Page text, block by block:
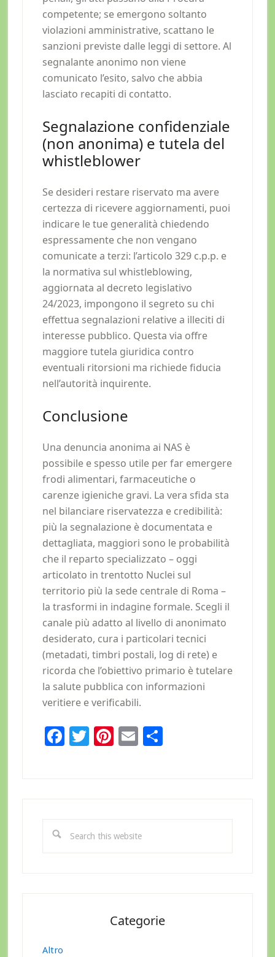
competente; se emergono soltanto
violazioni amministrative, scattano le
sanzioni previste dalle leggi di settore. Al
segnalante anonimo non viene
comunicato l’esito, salvo che abbia
lasciato recapiti di contatto.
Segnalazione confidenziale
(non anonima) e tutela del
whistleblower
Se desideri restare riservato ma avere
certezza di ricevere aggiornamenti, puoi
indicare le tue generalità chiedendo
espressamente che non vengano
comunicate a terzi: l’articolo 329 c.p.p. e
la normativa sul whistleblowing,
aggiornata al decreto legislativo
24/2023, impongono il segreto su chi
effettua segnalazioni relative a illeciti di
interesse pubblico. Questa via offre
maggiore tutela giuridica contro
eventuali ritorsioni ma richiede fiducia
nell’autorità inquirente.
Conclusione
Una denuncia anonima ai NAS è
possibile e spesso utile per far emergere
frodi alimentari, farmaceutiche o
carenze igieniche gravi. La vera sfida sta
nel bilanciare riservatezza e credibilità:
più la segnalazione è documentata e
dettagliata, maggiori sono le probabilità
che il reparto specializzato – oggi
articolato in trentotto Nuclei sul
territorio più la sede centrale di Roma –
la trasformi in indagine formale. Scegli il
canale più adatto al livello di anonimato
desiderato, cura i particolari tecnici
(metadati, timbri postali, log di rete) e
ricorda che l’obiettivo primario è tutelare
la salute pubblica con informazioni
veritiere e verificabili.
Facebook
Twitter
Pinterest
EmailCondividi
this
Categorie
Altro